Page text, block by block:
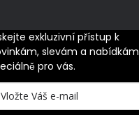
exkluzivní přístup k
slevám a nabídkám
pro vás.